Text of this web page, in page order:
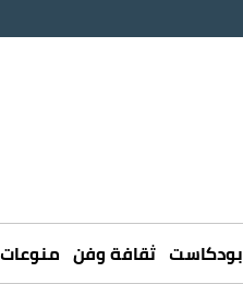
بودكاست ثقافة وفن منوعات